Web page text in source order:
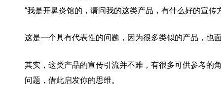
“我是开鼻炎馆的，请问我的这类产品，有什么好的宣传
这是一个具有代表性的问题，因为很多类似的产品，也
其实，这类产品的宣传引流并不难，有很多可供参考的
问题，借此启发你的思维。